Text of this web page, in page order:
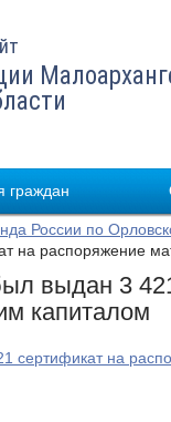
граждан
России по
на распоряжение
выдан 3
капиталом
сертификат на